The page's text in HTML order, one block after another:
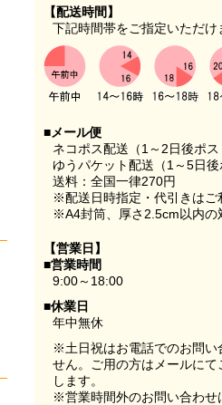
【配送時間】
下記時間帯をご指定いただけ
■メール便
ネコポス配送（1～2日後ポス
ゆうパケット配送（1～5日後
送料：全国一律270円
※配送日時指定・代引きはご
※A4封筒、厚さ2.5cm以内の
【営業日】
■営業時間
9:00～18:00
■休業日
年中無休
※土日祝はお電話でのお問い
せん。ご用の方はメールに
します。
※営業時間外のお問い合わせ